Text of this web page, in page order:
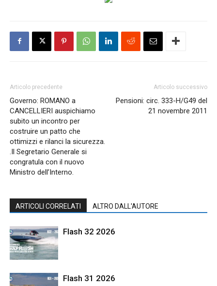
Articolo precedente
Governo: ROMANO a
CANCELLIERI auspichiamo
subito un incontro per
costruire un patto che
ottimizzi e rilanci la sicurezza.
.Il Segretario Generale si
congratula con il nuovo
Ministro dell’Interno.
Articolo successivo
Pensioni: circ. 333-H/G49 del
21 novembre 2011
ARTICOLI CORRELATI ALTRO DALL'AUTORE
Flash 32 2026
Flash 31 2026